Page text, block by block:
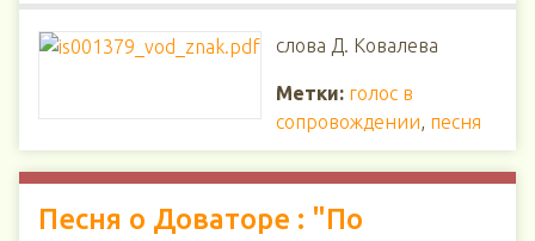
слова Д. Ковалева
Метки: голос в
сопровождении, песня
Песня о Доваторе : "По